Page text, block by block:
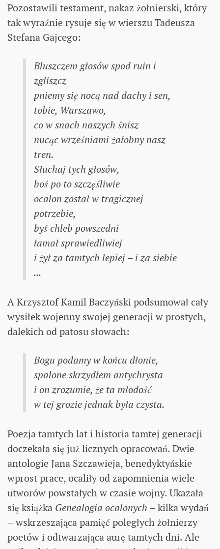
Pozostawili testament, nakaz żołnierski, który
tak wyraźnie rysuje się w wierszu Tadeusza
Stefana Gajcego:
Bluszczem głosów spod ruin i
zgliszcz
pniemy się nocą nad dachy i sen,
tobie, Warszawo,
co w snach naszych śnisz
nucąc wrześniami żałobny nasz
tren.
Słuchaj tych głosów,
boś po to szczęśliwie
ocalon został w tragicznej
potrzebie,
byś chleb powszedni
łamał sprawiedliwiej
i żył za tamtych lepiej – i za siebie
...
A Krzysztof Kamil Baczyński podsumował cały
wysiłek wojenny swojej generacji w prostych,
dalekich od patosu słowach:
Bogu podamy w końcu dłonie,
spalone skrzydłem antychrysta
i on zrozumie, że ta młodość
w tej grozie jednak była czysta.
Poezja tamtych lat i historia tamtej generacji
doczekała się już licznych opracowań. Dwie
antologie Jana Szczawieja, benedyktyńskie
wprost prace, ocaliły od zapomnienia wiele
utworów powstałych w czasie wojny. Ukazała
się książka Genealogia ocalonych – kilka wydań
– wskrzeszająca pamięć poległych żołnierzy
poetów i odtwarzająca aurę tamtych dni. Ale